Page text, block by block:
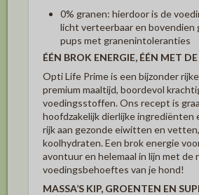
0% granen: hierdoor is de
licht verteerbaar en bovendien
pups met granenintoleranties
ÉÉN BROK ENERGIE, ÉÉN MET
Opti Life Prime is een bijzonder
premium maaltijd, boordevol
voedingsstoffen. Ons recept is
hoofdzakelijk dierlijke ingrediënten
rijk aan gezonde eiwitten en vetten,
koolhydraten. Een brok energie
avontuur en helemaal in lijn met de
voedingsbehoeftes van je hond!
MASSA’S KIP, GROENTEN EN